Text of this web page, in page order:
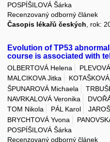
POSPÍŠILOVÁ Šárka
Recenzovaný odborný článek
Časopis lékařů českých , rok:
Evolution of TP53
course is associated with
OLBERTOVÁ Helena
MALCIKOVA Jitka
ŠPUNAROVÁ Michaela
NAVRKALOVÁ Veronika
TOM Nikola
PÁL Karol
BRYCHTOVÁ Yvona
POSPÍŠILOVÁ Šárka
Recenzovaný odborný článek